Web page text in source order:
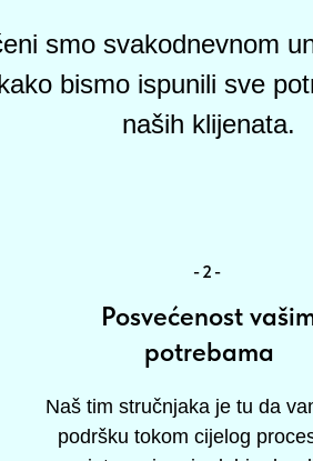
smo svakodnevnom
bismo ispunili sve
naših klijenata.
-2-
Posvećenost
potrebama
Naš tim stručnjaka je tu da
podršku tokom cijelog